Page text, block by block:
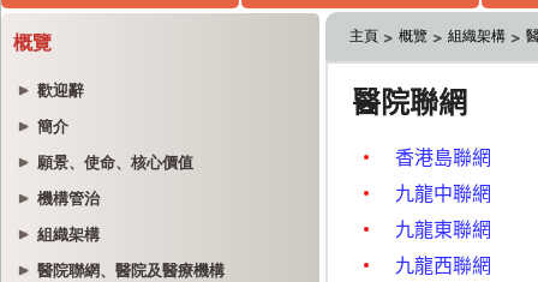
概覽
歡迎辭
簡介
願景、使命、核心價值
機構管治
組織架構
醫院聯網、醫院及醫療機構
主頁 概覽 組織架構